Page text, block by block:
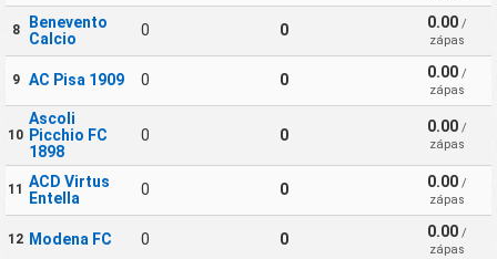
8
Benevento
Calcio
0 0 0.00 /
zápas
9 AC Pisa 1909 0 0 0.00 /
zápas
10
Ascoli
Picchio FC
1898
0 0 0.00 /
zápas
11 ACD Virtus
Entella
0 0 0.00 /
zápas
12 Modena FC 0 0 0.00 /
zápas